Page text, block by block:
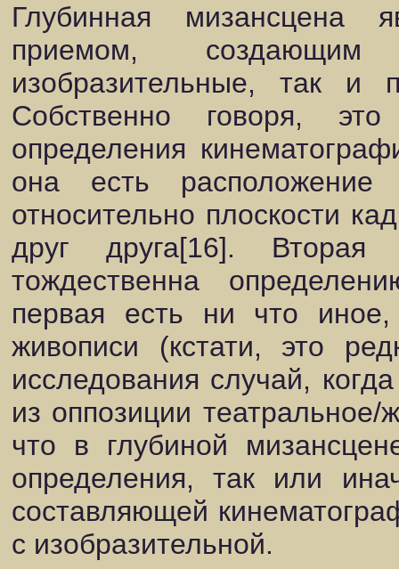
Глубинная мизансцена
приемом,
изобразительные, так и
Собственно говоря,
определения
она есть
относительно плоскости
друг друга[16]. Вторая
тождественна
первая есть ни что
живописи (кстати, это
исследования случай,
из оппозиции театральное/
что в глубиной
определения, так или
составляющей
с изобразительной.